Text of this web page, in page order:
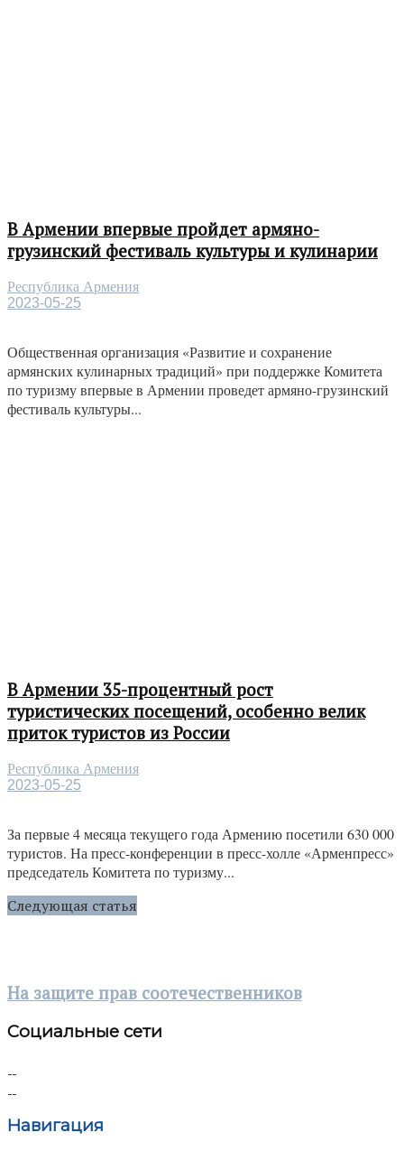
В Армении впервые пройдет армяно-
грузинский фестиваль культуры и кулинарии
Республика Армения
2023-05-25
Общественная организация «Развитие и сохранение
армянских кулинарных традиций» при поддержке Комитета
по туризму впервые в Армении проведет армяно-грузинский
фестиваль культуры...
В Армении 35-процентный рост
туристических посещений, особенно велик
приток туристов из России
Республика Армения
2023-05-25
За первые 4 месяца текущего года Армению посетили 630 000
туристов. На пресс-конференции в пресс-холле «Арменпресс»
председатель Комитета по туризму...
Следующая статья
На защите прав соотечественников
Социальные сети
Навигация